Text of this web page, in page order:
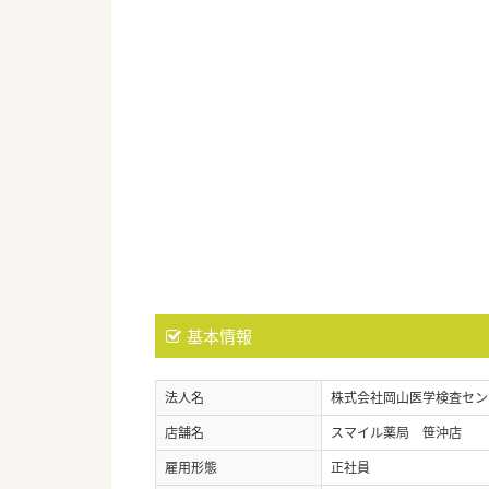
基本情報
法人名
株式会社岡山医学検査セ
店舗名
スマイル薬局 笹沖店
雇用形態
正社員